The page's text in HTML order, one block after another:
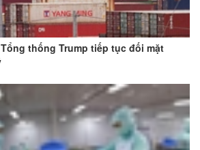
thống Trump tiếp tục đối mặt